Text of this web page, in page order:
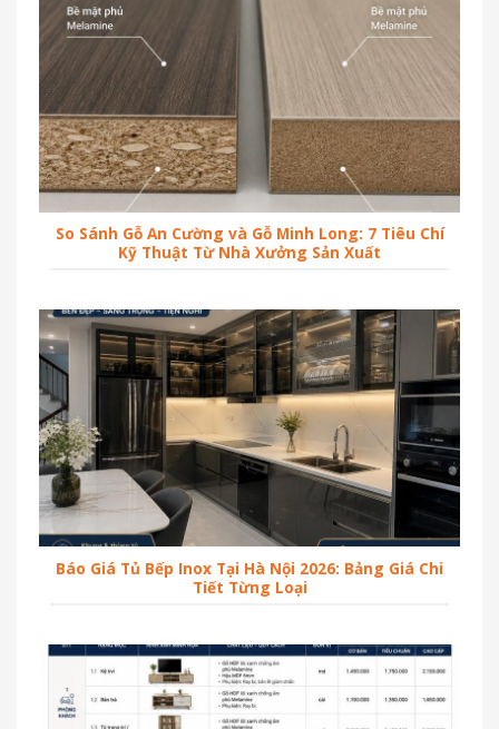
So Sánh Gỗ An Cường và Gỗ Minh Long: 7 Tiêu Chí
Kỹ Thuật Từ Nhà Xưởng Sản Xuất
Báo Giá Tủ Bếp Inox Tại Hà Nội 2026: Bảng Giá Chi
Tiết Từng Loại